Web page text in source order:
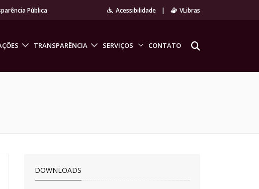
Pública Acessibilidade | VLibras
TRANSPARÊNCIA SERVIÇOS CONTATO
DOWNLOADS